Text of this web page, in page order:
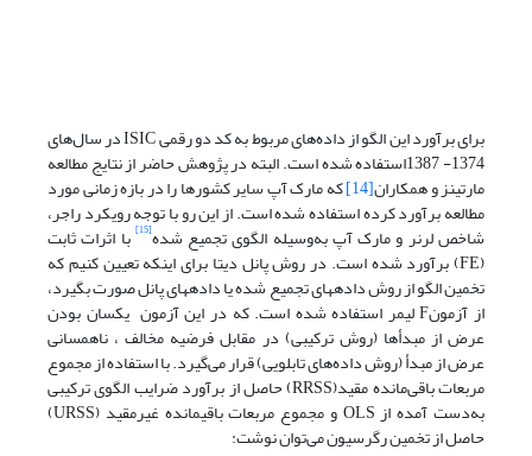
برای برآورد این الگو از داده‌های مربوط به کد دو رقمی ISIC در سال‌های
1374- 1387استفاده شده است. البته در پژوهش حاضر از نتایج مطالعه
مارتینز و همکاران[14] که مارک آپ سایر کشورها را در بازه زمانی مورد
مطالعه برآورد کرده استفاده شده است. از این رو با توجه رویکرد راجر،
شاخص لرنر و مارک آپ به‌وسیله الگوی تجمیع شده[15] با اثرات ثابت
(FE) برآورد شده است. در روش پانل دیتا برای اینکه تعیین کنیم که
تخمین الگو از روش داده­های تجمیع شده یا داده­های پانل صورت بگیرد،
از آزمونF لیمر استفاده ‌شده است. که در این آزمون یکسان بودن
عرض از مبدأها (روش ترکیبی) در مقابل فرضیه مخالف ، ناهمسانی
عرض از مبدأ (روش داده‌های تابلویی) قرار می‌گیرد. با استفاده از مجموع
مربعات باقی‌مانده مقید(RRSS) حاصل از برآورد ضرایب الگوی ترکیبی
به‌دست آمده از OLS و مجموع مربعات باقیمانده غیرمقید (URSS)
حاصل از تخمین رگرسیون می‌توان نوشت: